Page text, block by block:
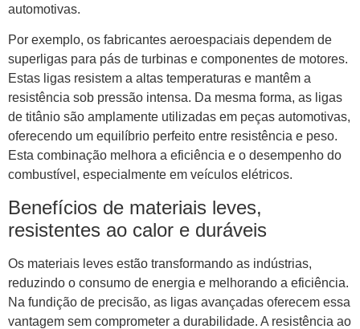
automotivas.
Por exemplo, os fabricantes aeroespaciais dependem de
superligas para pás de turbinas e componentes de motores.
Estas ligas resistem a altas temperaturas e mantêm a
resistência sob pressão intensa. Da mesma forma, as ligas
de titânio são amplamente utilizadas em peças automotivas,
oferecendo um equilíbrio perfeito entre resistência e peso.
Esta combinação melhora a eficiência e o desempenho do
combustível, especialmente em veículos elétricos.
Benefícios de materiais leves,
resistentes ao calor e duráveis
Os materiais leves estão transformando as indústrias,
reduzindo o consumo de energia e melhorando a eficiência.
Na fundição de precisão, as ligas avançadas oferecem essa
vantagem sem comprometer a durabilidade. A resistência ao